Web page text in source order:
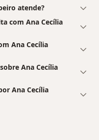
atende?
com Ana Cecília
Ana Cecília
Ana Cecília
Ana Cecília